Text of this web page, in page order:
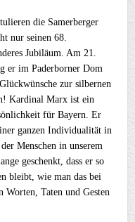
die Samerberger
nur seinen 68.
Jubiläum. Am 21.
er im Paderborner Dom
zur silbernen
Kardinal Marx ist ein
für Bayern. Er
ganzen Individualität in
Menschen in unserem
geschenkt, dass er so
bleibt, wie man das bei
Worten, Taten und Gesten